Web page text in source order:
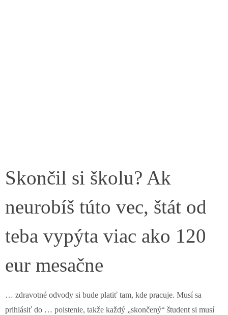
Skončil si školu? Ak
neurobíš túto vec, štát od
teba vypýta viac ako 120
eur mesačne
… zdravotné odvody si bude platiť tam, kde pracuje. Musí sa
prihlásiť do … poistenie, takže každý „skončený“ študent si musí